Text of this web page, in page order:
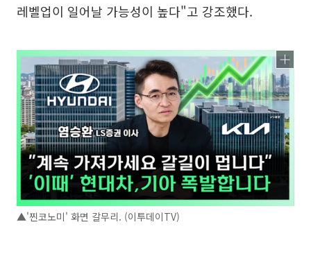
레벨업이 일어날 가능성이 높다"고 강조했다.
▲'찐코노미' 화면 갈무리. (이투데이TV)